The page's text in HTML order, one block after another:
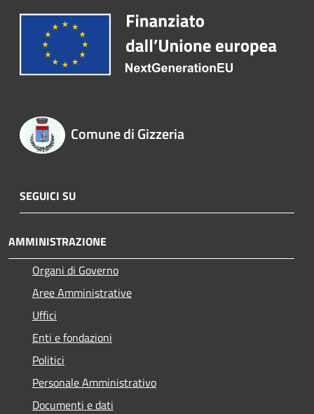
Comune di Gizzeria
SEGUICI SU
AMMINISTRAZIONE
Organi di Governo
Aree Amministrative
Uffici
Enti e fondazioni
Politici
Personale Amministrativo
Documenti e dati